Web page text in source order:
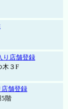
り店舗登録
木３F
店舗登録
5階